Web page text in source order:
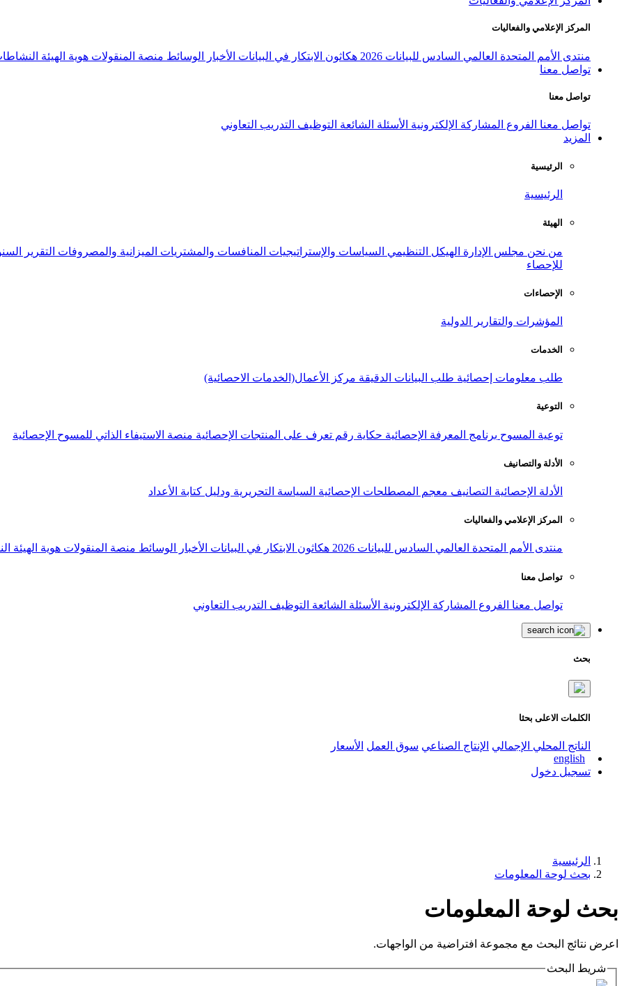
المركز الإعلامي والفعاليات
منتدى الأمم المتحدة العالمي السادس للبيانات 2026 هكاثون الابتكار في البيانات الأخبار الوسائط منصة المنقولات هوية الهيئة
تواصل معنا
تواصل معنا
تواصل معنا الفروع المشاركة الإلكترونية الأسئلة الشائعة التوظيف التدريب التعاوني
المزيد
الرئيسية
الرئيسية
الهيئة
من نحن مجلس الإدارة الهيكل التنظيمي السياسات والإستراتيجيات المنافسات والمشتريات الميزانية والمصروفات التقرير
للإحصاء
الإحصاءات
المؤشرات والتقارير الدولية
الخدمات
طلب معلومات إحصائية طلب البيانات الدقيقة مركز الأعمال(الخدمات الاحصائية)
التوعية
توعية المسوح برنامج المعرفة الإحصائية حكاية رقم تعرف على المنتجات الإحصائية منصة الاستيفاء الذاتي للمسوح الإحصائية
الأدلة والتصانيف
الأدلة الإحصائية التصانيف معجم المصطلحات الإحصائية السياسة التحريرية ودليل كتابة الأعداد
المركز الإعلامي والفعاليات
منتدى الأمم المتحدة العالمي السادس للبيانات 2026 هكاثون الابتكار في البيانات الأخبار الوسائط منصة المنقولات هوية الهيئة
تواصل معنا
تواصل معنا الفروع المشاركة الإلكترونية الأسئلة الشائعة التوظيف التدريب التعاوني
بحث
الكلمات الاعلى بحثا
الناتج المحلي الإجمالي الإنتاج الصناعي سوق العمل الأسعار
english
تسجيل دخول
الرئيسية
بحث لوحة المعلومات
بحث لوحة المعلومات
اعرض نتائج البحث مع مجموعة افتراضية من الواجهات.
شريط البحث